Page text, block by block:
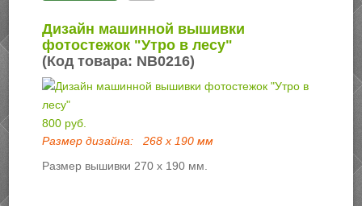
Дизайн машинной вышивки
фотостежок "Утро в лесу"
(Код товара: NB0216)
800 руб.
Размер дизайна:
268 х 190 мм
Размер вышивки 270 х 190 мм.